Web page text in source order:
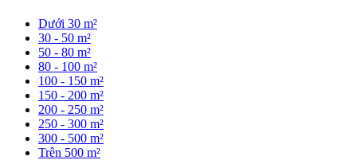
Dưới 30 m²
30 - 50 m²
50 - 80 m²
80 - 100 m²
100 - 150 m²
150 - 200 m²
200 - 250 m²
250 - 300 m²
300 - 500 m²
Trên 500 m²